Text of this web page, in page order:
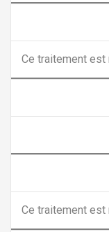
Ce traitement est
Ce traitement est